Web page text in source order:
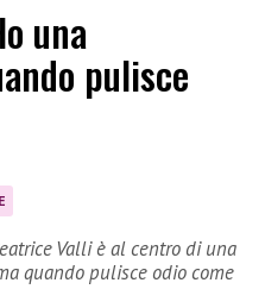
una
pulisce
Valli è al centro di una
quando pulisce odio come